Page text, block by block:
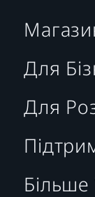
Для
Для
Більше